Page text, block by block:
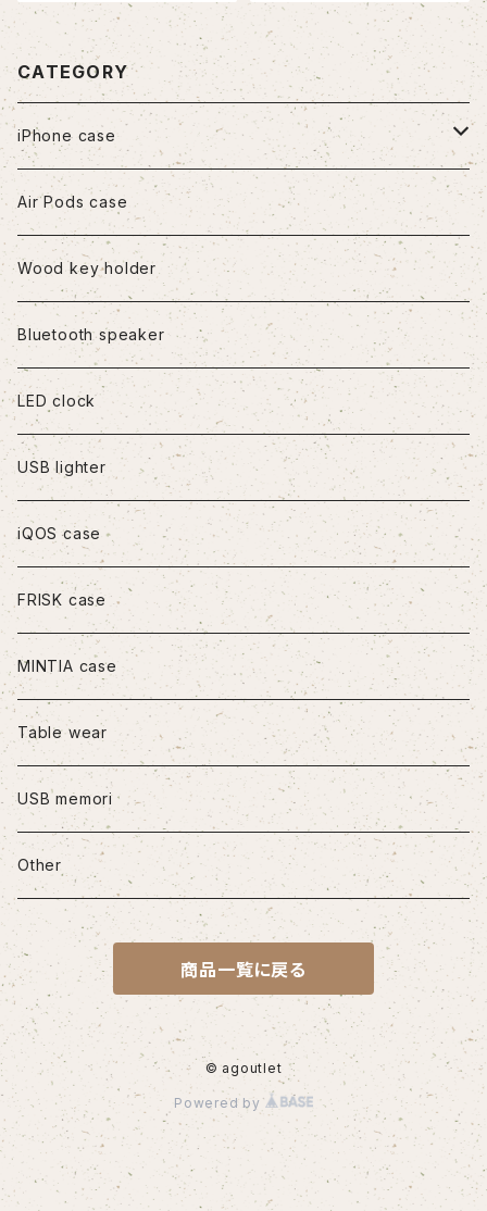
CATEGORY
iPhone case
iPhone7/8/SE2
iPhone8Plus
iPhoneX/XS
iPhoneXR
iPhoneXS Max
iPhone11
iPhone11Pro
iPhone11Pro Max
iPhone12/12Pro
iPhone12mini
iPhone12Pro Max
iPhone13
iPhone13Pro
iPhone13Pro Max
iPhone14
iPhone14Pro
Air Pods case
Wood key holder
Bluetooth speaker
LED clock
USB lighter
iQOS case
FRISK case
MINTIA case
Table wear
USB memori
Other
商品一覧に戻る
© agoutlet
Powered by